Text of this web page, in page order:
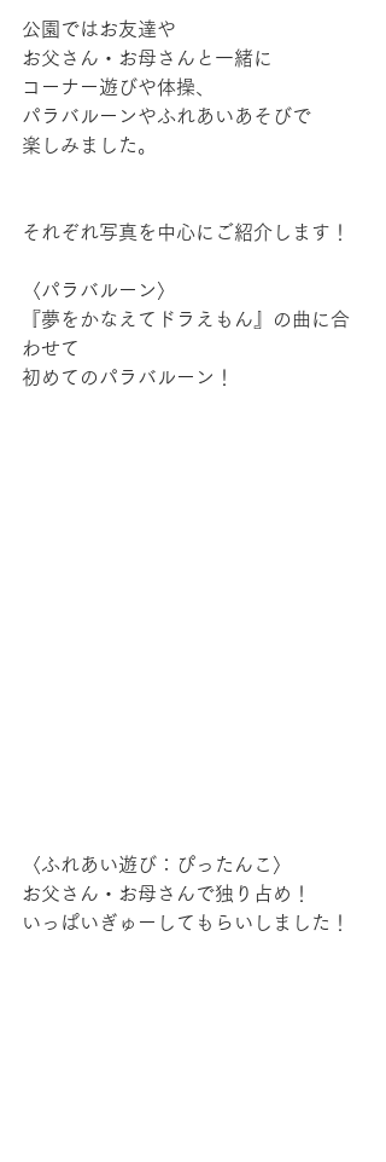
公園ではお友達や
お父さん・お母さんと一緒に
コーナー遊びや体操、
パラバルーンやふれあいあそびで
楽しみました。
それぞれ写真を中心にご紹介します！
〈パラバルーン〉
『夢をかなえてドラえもん』の曲に合
わせて
初めてのパラバルーン！
〈ふれあい遊び：ぴったんこ〉
お父さん・お母さんで独り占め！
いっぱいぎゅーしてもらいしました！